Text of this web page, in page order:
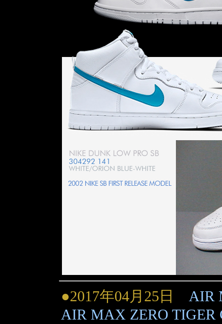
●2017年04月25日
AIR
AIR MAX ZERO TIGER